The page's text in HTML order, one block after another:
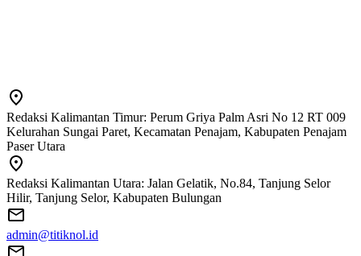
Redaksi Kalimantan Timur: Perum Griya Palm Asri No 12 RT 009
Kelurahan Sungai Paret, Kecamatan Penajam, Kabupaten Penajam
Paser Utara
Redaksi Kalimantan Utara: Jalan Gelatik, No.84, Tanjung Selor
Hilir, Tanjung Selor, Kabupaten Bulungan
admin@titiknol.id